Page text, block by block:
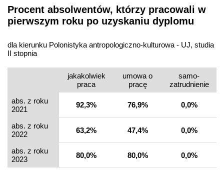
Procent absolwentów, którzy pracowali w
pierwszym roku po uzyskaniu dyplomu
dla kierunku Polonistyka antropologiczno-kulturowa - UJ, studia
II stopnia
jakakolwiek
praca
umowa o
pracę
samo­
zatrudnienie
abs. z roku
2021
92,3% 76,9% 0,0%
abs. z roku
2022
63,2% 47,4% 0,0%
abs. z roku
2023
80,0% 80,0% 0,0%